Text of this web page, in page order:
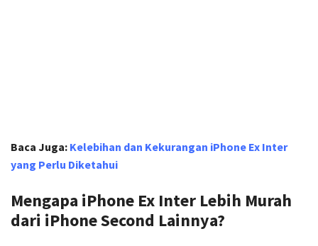
Baca Juga: Kelebihan dan Kekurangan iPhone Ex Inter
yang Perlu Diketahui
Mengapa iPhone Ex Inter Lebih Murah
dari iPhone Second Lainnya?